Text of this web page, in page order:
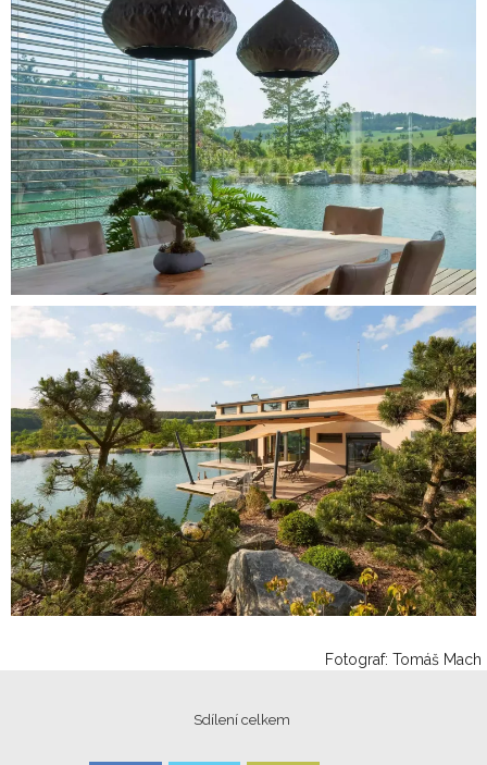
Fotograf: Tomáš Mach
Sdílení celkem